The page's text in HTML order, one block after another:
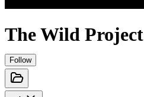
The Wild Project
Follow